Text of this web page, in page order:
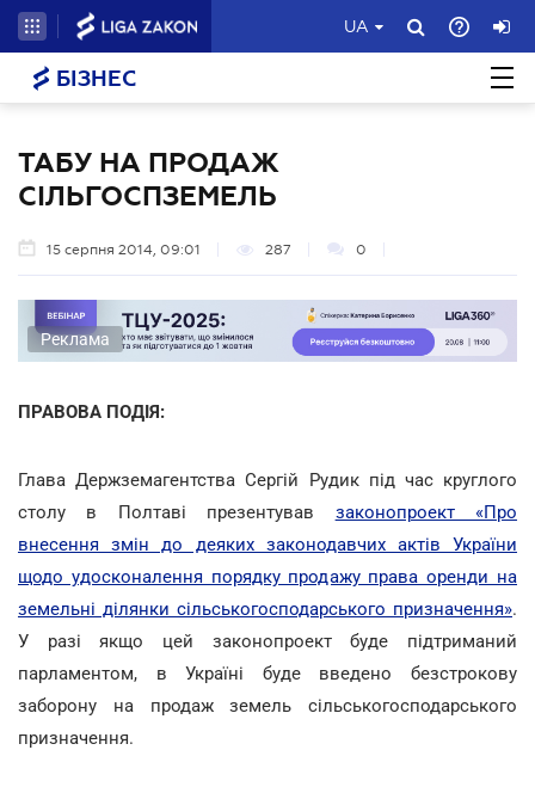
UA
БІЗНЕС
ТАБУ НА ПРОДАЖ
СІЛЬГОСПЗЕМЕЛЬ
15 серпня 2014, 09:01 287 0
Реклама
ПРАВОВА ПОДІЯ:
Глава Держземагентства Сергій Рудик під час круглого
столу в Полтаві презентував законопроект «Про
внесення змін до деяких законодавчих актів України
щодо удосконалення порядку продажу права оренди на
земельні ділянки сільськогосподарського призначення».
У разі якщо цей законопроект буде підтриманий
парламентом, в Україні буде введено безстрокову
заборону на продаж земель сільськогосподарського
призначення.